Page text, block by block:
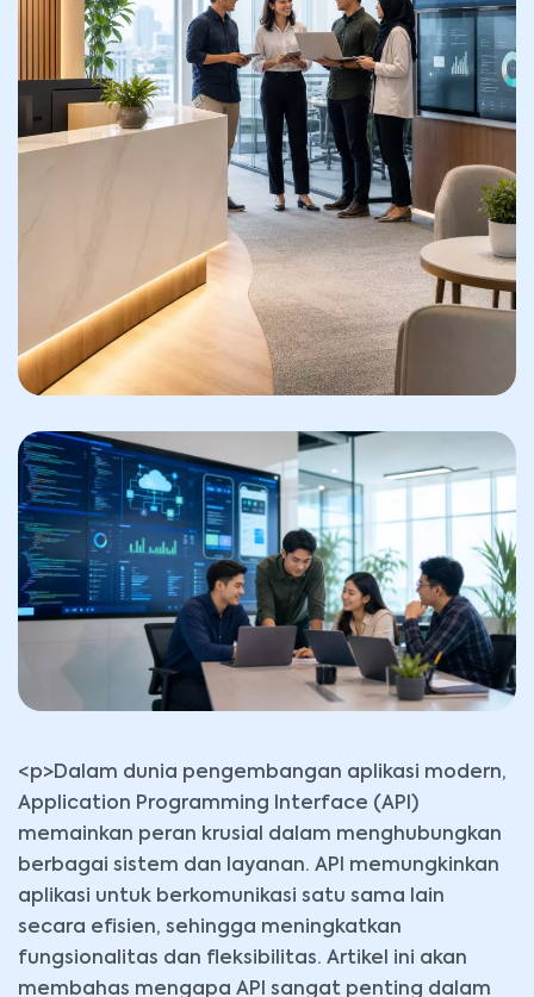
<p>Dalam dunia pengembangan aplikasi modern,
Application Programming Interface (API)
memainkan peran krusial dalam menghubungkan
berbagai sistem dan layanan. API memungkinkan
aplikasi untuk berkomunikasi satu sama lain
secara efisien, sehingga meningkatkan
fungsionalitas dan fleksibilitas. Artikel ini akan
membahas mengapa API sangat penting dalam